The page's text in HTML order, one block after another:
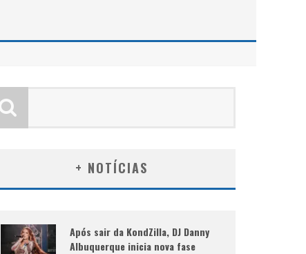
+ NOTÍCIAS
Após sair da KondZilla, DJ Danny
Albuquerque inicia nova fase